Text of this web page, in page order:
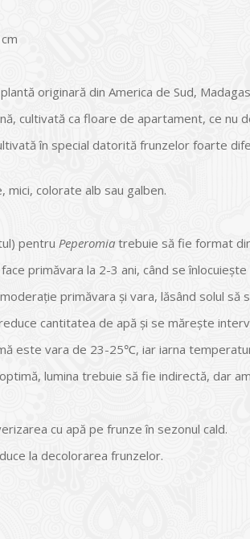
originară din America de Sud,
cultivată ca floare de apartament, ce nu
în special datorită frunzelor foarte
mici, colorate alb sau galben.
pentru Peperomia trebuie să fie format
primăvara la 2-3 ani, când se înlocuieşte
primăvara şi vara, lăsând solul să
cantitatea de apă şi se măreşte
este vara de 23-25℃, iar iarna
lumina trebuie să fie indirectă, dar
cu apă pe frunze în sezonul cald.
la decolorarea frunzelor.